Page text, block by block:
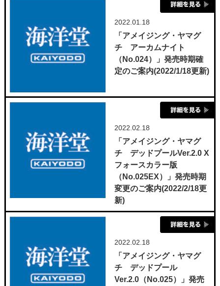
2022.01.18
「アメイジング・ヤマグ
チ アーカムナイト
（No.024）」発売時期確
定のご案内(2022/1/18更新)
2022.02.18
「アメイジング・ヤマグ
チ デッドプールVer.2.0 X
フォースカラー版
（No.025EX）」発売時期
変更のご案内(2022/2/18更
新)
2022.02.18
「アメイジング・ヤマグ
チ デッドプール
Ver.2.0（No.025）」発売